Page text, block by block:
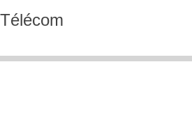
Télécom